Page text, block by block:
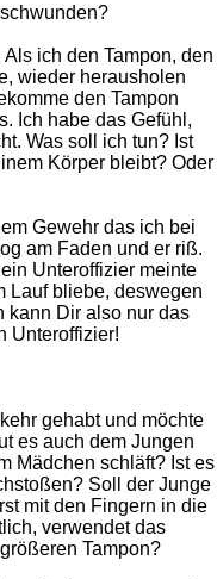
ich den Tampon, den
wieder herausholen
den Tampon
Ich habe das Gefühl,
Was soll ich tun? Ist
Körper bleibt? Oder
Gewehr das ich bei
am Faden und er riß.
Unteroffizier meinte
Lauf bliebe, deswegen
kann Dir also nur das
Unteroffizier!
gehabt und möchte
es auch dem Jungen
Mädchen schläft? Ist es
Soll der Junge
mit den Fingern in die
verwendet das
Tampon?